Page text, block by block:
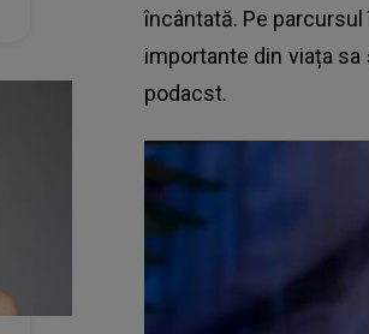
încântată. Pe
importante din viața
podacst.